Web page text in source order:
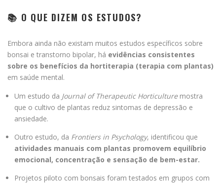
📚 O QUE DIZEM OS ESTUDOS?
Embora ainda não existam muitos estudos específicos sobre
bonsai e transtorno bipolar, há evidências consistentes
sobre os benefícios da hortiterapia (terapia com plantas)
em saúde mental.
Um estudo da Journal of Therapeutic Horticulturemostra
que o cultivo de plantas reduz sintomas de depressão e
ansiedade.
Outro estudo, da Frontiers in Psychology, identificou que
atividades manuais com plantas promovem equilíbrio
emocional, concentração e sensação de bem-estar.
Projetos piloto com bonsais foram testados em grupos com